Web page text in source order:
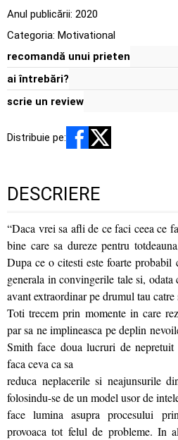
Anul publicării: 2020
Categoria: Motivational
recomandă unui prieten
ai întrebări?
scrie un review
Distribuie pe:
DESCRIERE
“Daca vrei sa afli de ce faci ceea ce
bine care sa dureze pentru
Dupa ce o citesti este foarte
generala in convingerile tale si, odata
avant extraordinar pe drumul tau catre
Toti trecem prin momente in care
par sa ne implineasca pe deplin
Smith face doua lucruri de
faca ceva ca sa
reduca neplacerile si neajunsurile
folosindu-se de un model usor de
face lumina asupra procesului
provoaca tot felul de probleme. In